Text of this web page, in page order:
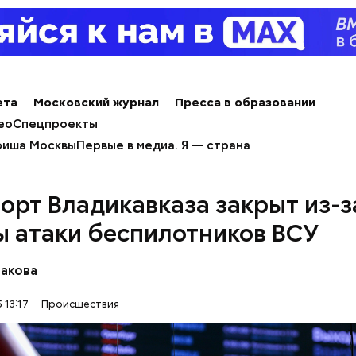
Московский журнал
Пресса в образовании
Спецпроекты
МосквыПервые в медиа. Я — страна
Владикавказа закрыт из-
атаки беспилотников ВСУ
13:17 Происшествия
что летом 2023 года на Мутаева уже
Тогда неизвестный несколько раз
из травматического пистолета, а боецоткрыл